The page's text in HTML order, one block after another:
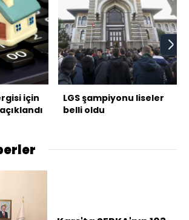
için
LGS şampiyonu liseler
belli oldu